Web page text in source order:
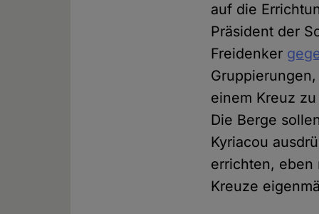
auf die
Präsident der
Freidenker
einem Kreuz
Die Berge
Kyriacou
errichten, eben
Kreuze